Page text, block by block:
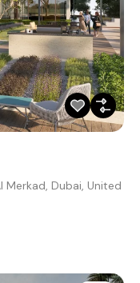
Merkad, Dubai, United